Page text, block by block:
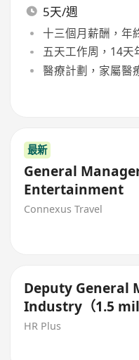
5天/週
十三個月薪酬，年
五天工作周，14天
醫療計劃，家屬醫
最新
General
Entertainment
Connexus Travel
Deputy General
Industry（1.5
HR Plus